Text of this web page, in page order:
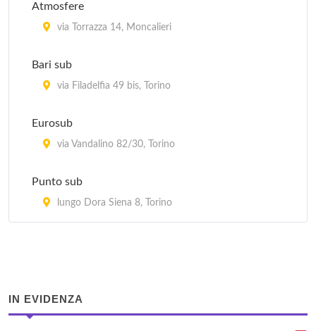
Atmosfere
via Torrazza 14, Moncalieri
Bari sub
via Filadelfia 49 bis, Torino
Eurosub
via Vandalino 82/30, Torino
Punto sub
lungo Dora Siena 8, Torino
IN EVIDENZA